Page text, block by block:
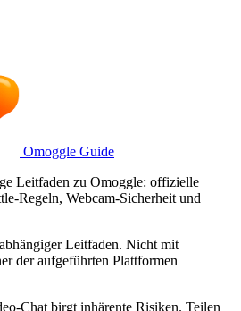
Omoggle Guide
Leitfaden zu Omoggle: offizielle
Regeln, Webcam-Sicherheit und
Leitfaden. Nicht mit
der aufgeführten Plattformen
Chat birgt inhärente Risiken. Teilen